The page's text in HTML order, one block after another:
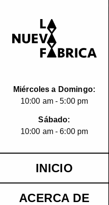
Miércoles a Domingo:
10:00 am - 5:00 pm
Sábado:
10:00 am - 6:00 pm
INICIO
ACERCA DE